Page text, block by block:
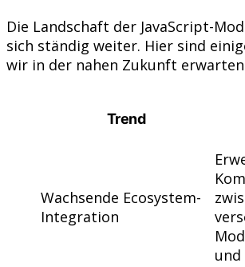
Die Landschaft der JavaScript-
sich ständig weiter. Hier sind
wir in der nahen Zukunft
Trend
Wachsende Ecosystem-
Integration
und